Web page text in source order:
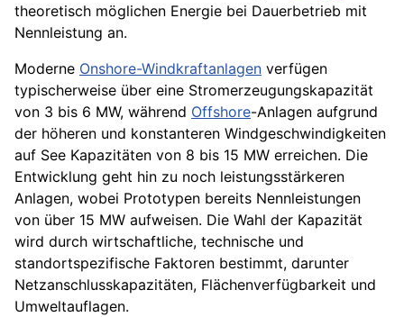
theoretisch möglichen Energie bei Dauerbetrieb mit
Nennleistung an.
Moderne Onshore-Windkraftanlagen verfügen
typischerweise über eine Stromerzeugungskapazität
von 3 bis 6 MW, während Offshore-Anlagen aufgrund
der höheren und konstanteren Windgeschwindigkeiten
auf See Kapazitäten von 8 bis 15 MW erreichen. Die
Entwicklung geht hin zu noch leistungsstärkeren
Anlagen, wobei Prototypen bereits Nennleistungen
von über 15 MW aufweisen. Die Wahl der Kapazität
wird durch wirtschaftliche, technische und
standortspezifische Faktoren bestimmt, darunter
Netzanschlusskapazitäten, Flächenverfügbarkeit und
Umweltauflagen.